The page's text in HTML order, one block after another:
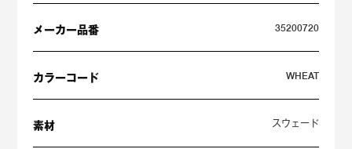
メーカー品番 35200720
カラーコード WHEAT
素材 スウェード